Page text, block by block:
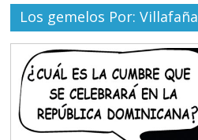
Los gemelos Por: Villafaña